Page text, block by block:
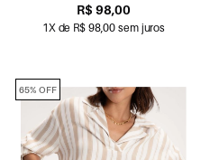
R$ 98,00
1X de R$ 98,00 sem juros
65% OFF